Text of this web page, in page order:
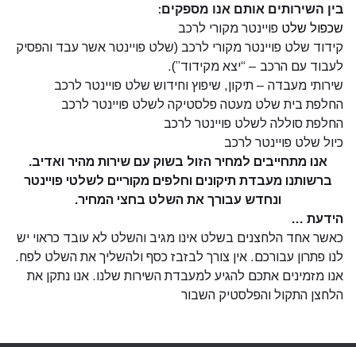
בין השירותים אותם אנו מספקים:
שכפול שלט פויינטר מקורי לרכב
קידוד שלט פויינטר מקורי לרכב (שלט פויינטר אשר עבד והפסיק
לעבוד עם הרכב – “יצא מקידוד”).
שירותי מעבדה – תיקון, שיפוץ וחידוש שלט פויינטר לרכב
החלפת בית שלט מעטה פלסטיקה לשלט פויינטר לרכב
החלפת סוללה לשלט פויינטר לרכב
כיול שלט פויינטר לרכב
אנו מתחייבים למחיר הזול בשוק עם שירות מהיר ואדיב.
ברשותנו מעבדת תיקונים וחלפים מקוריים לשלטי פויינטר
ונחדש עבורך את השלט בחצי המחיר.
הידעת …
כאשר אחד הלחצנים בשלט אינו מגיב והשלט לא עובד כראוי יש
לנו פתרון עבורכם. אין צורך לבזבז כסף ולהשליך את השלט לפח.
אנו מזמינים אתכם להגיע למעבדת השירות שלנו. אנו נתקן את
הלחצן התקול והפלסטיק השבור